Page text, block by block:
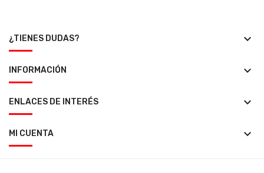
¿TIENES DUDAS? keyboard_arrow_down
INFORMACIÓN keyboard_arrow_down
ENLACES DE INTERÉS keyboard_arrow_down
MI CUENTA keyboard_arrow_down